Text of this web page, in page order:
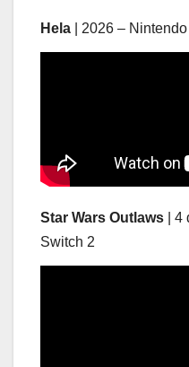
Hela | 2026 –
Star Wars Outlaws
|
Switch 2